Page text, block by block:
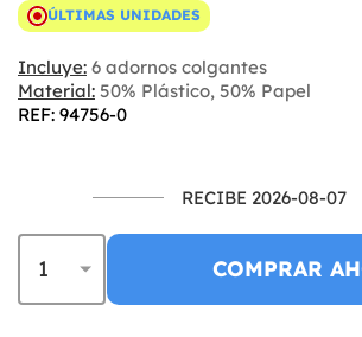
ÚLTIMAS UNIDADES
Incluye: 6 adornos colgantes
Material: 50% Plástico, 50% Papel
REF: 94756-0
RECIBE 2026-08-07
COMPRAR